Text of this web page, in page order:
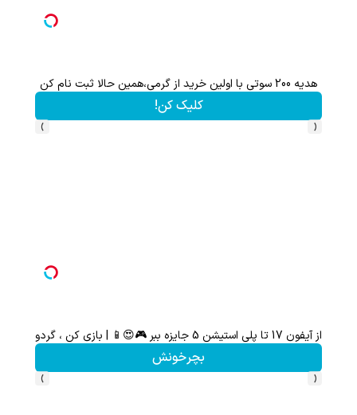
هدیه 200 سوتی با اولین خرید از گرمی،همین حالا ثبت نام کن
کلیک کن!
‹
›
از آیفون 17 تا پلی استیشن 5 جایزه ببر 🎮😍📱 | بازی کن ، گردونه بچرخون
بچرخونش
‹
›